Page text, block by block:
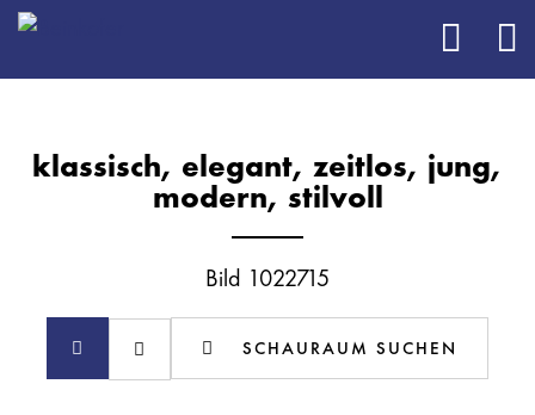
klassisch, elegant, zeitlos, jung,
modern, stilvoll
Bild 1022715
SCHAURAUM SUCHEN